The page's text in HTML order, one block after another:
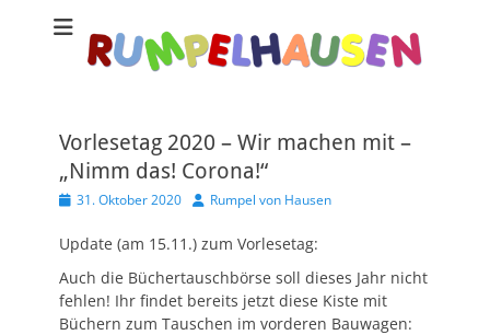
Vorlesetag 2020 – Wir machen mit –
„Nimm das! Corona!“
Veröffentlicht
31. Oktober 2020 AutorRumpel von Hausen
Update (am 15.11.) zum Vorlesetag:
Auch die Büchertauschbörse soll dieses Jahr nicht
fehlen! Ihr findet bereits jetzt diese Kiste mit
Büchern zum Tauschen im vorderen Bauwagen: